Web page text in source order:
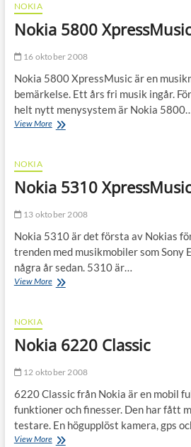
NOKIA
Nokia 5800
16 oktober 2008
Nokia 5800 XpressMusic är en
bemärkelse. Ett års fri musik ingår.
helt nytt menysystem är Nokia
View MoreNokia
NOKIA
Nokia 5310
13 oktober 2008
Nokia 5310 är det första av Nokias
trenden med musikmobiler som Sony
några år sedan. 5310 är…
View MoreNokia
NOKIA
Nokia 6220 Classic
12 oktober 2008
6220 Classic från Nokia är en mobil
funktioner och finesser. Den har fått
testare. En högupplöst kamera, gps
View MoreNokia